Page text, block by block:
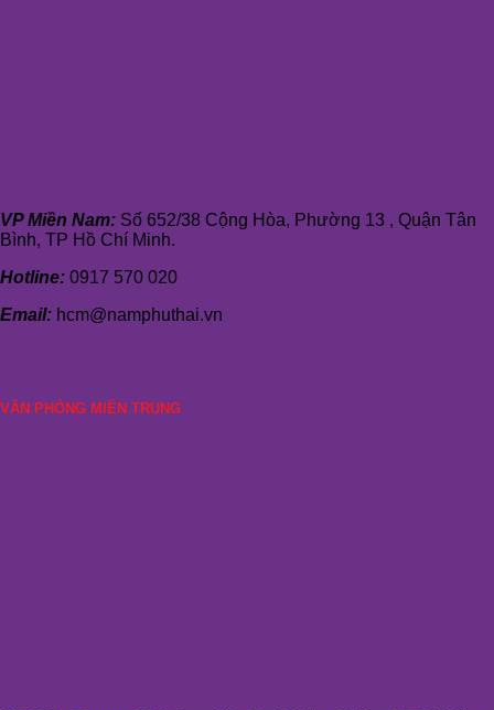
VP Miền Nam: Số 652/38 Cộng Hòa, Phường 13 , Quận Tân
Bình, TP Hồ Chí Minh.
Hotline: 0917 570 020
Email: hcm@namphuthai.vn
VĂN PHÒNG MIỀN TRUNG